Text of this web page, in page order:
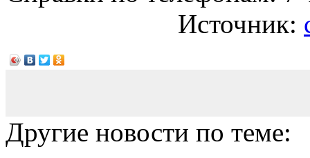
Источник:
Другие новости по теме: